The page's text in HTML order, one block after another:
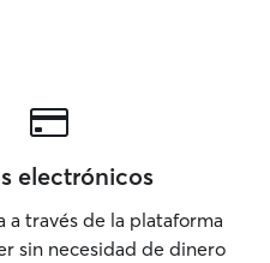
electrónicos
a través de la plataforma
sin necesidad de dinero